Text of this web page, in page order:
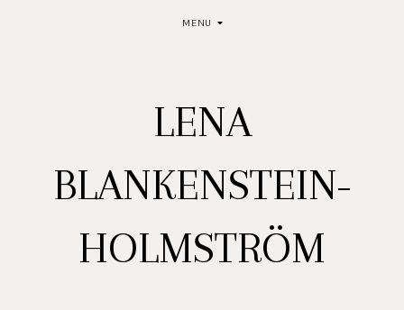
MENU
LENA
BLANKENSTEIN-
HOLMSTRÖM